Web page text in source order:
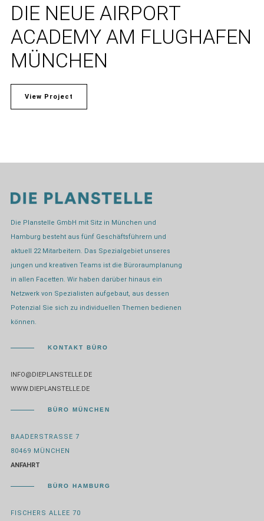
DIE NEUE AIRPORT
ACADEMY AM FLUGHAFEN
MÜNCHEN
View Project
Die Planstelle GmbH mit Sitz in München und
Hamburg besteht aus fünf Geschäftsführern und
aktuell 22 Mitarbeitern. Das Spezialgebiet unseres
jungen und kreativen Teams ist die Büroraumplanung
in allen Facetten. Wir haben darüber hinaus ein
Netzwerk von Spezialisten aufgebaut, aus dessen
Potenzial Sie sich zu individuellen Themen bedienen
können.
KONTAKT BÜRO
INFO@DIEPLANSTELLE.DE
WWW.DIEPLANSTELLE.DE
BÜRO MÜNCHEN
BAADERSTRASSE 7
80469 MÜNCHEN
ANFAHRT
BÜRO HAMBURG
FISCHERS ALLEE 70